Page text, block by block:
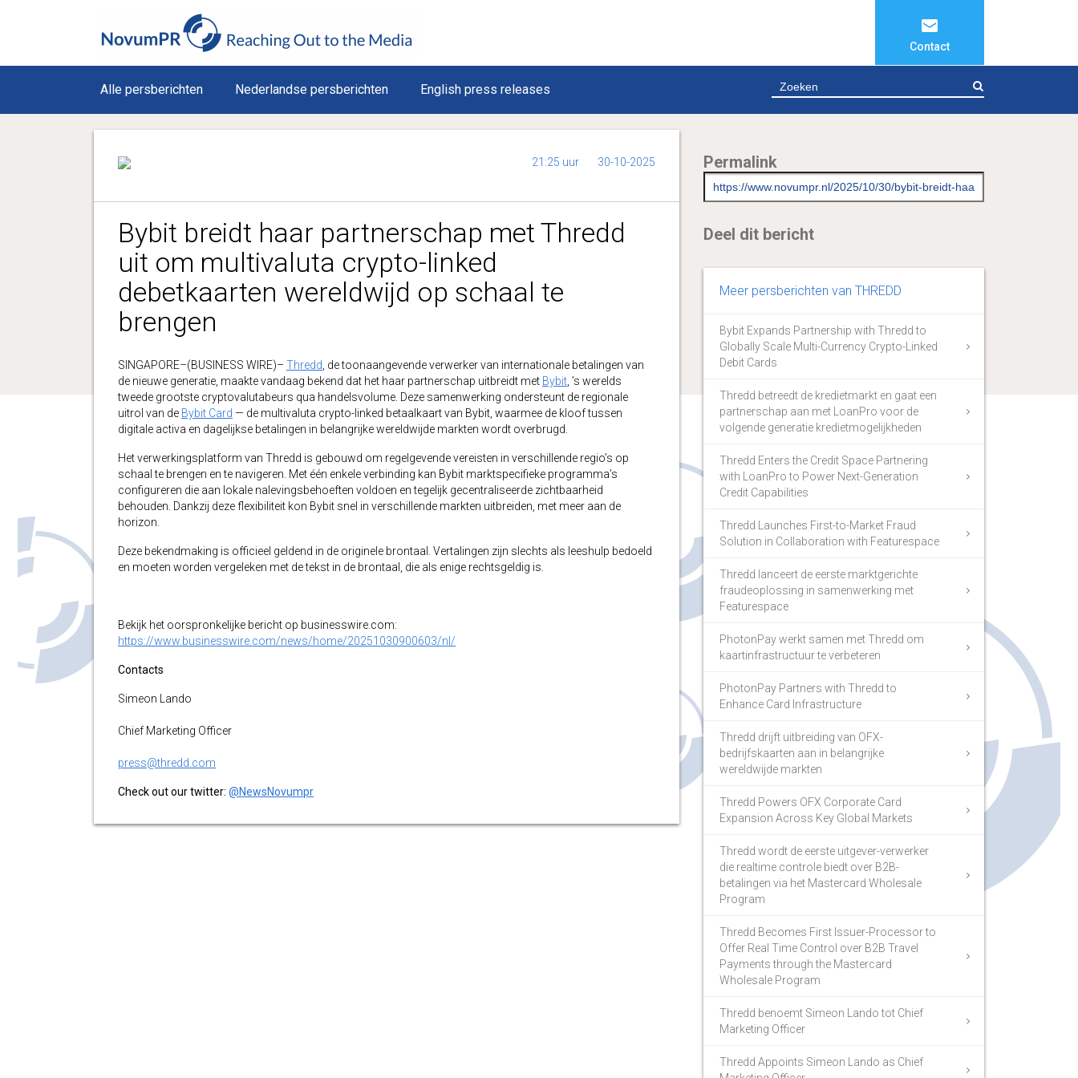
Contact
Alle persberichten Nederlandse persberichten English press releases
21:25 uur 30-10-2025
Bybit breidt haar partnerschap met Thredd
uit om multivaluta crypto-linked
debetkaarten wereldwijd op schaal te
brengen
SINGAPORE–(BUSINESS WIRE)– Thredd , de toonaangevende verwerker van internationale betalingen van
de nieuwe generatie, maakte vandaag bekend dat het haar partnerschap uitbreidt met Bybit , ’s werelds
tweede grootste cryptovalutabeurs qua handelsvolume. Deze samenwerking ondersteunt de regionale
uitrol van de Bybit Card — de multivaluta crypto-linked betaalkaart van Bybit, waarmee de kloof tussen
digitale activa en dagelijkse betalingen in belangrijke wereldwijde markten wordt overbrugd.
Het verwerkingsplatform van Thredd is gebouwd om regelgevende vereisten in verschillende regio’s op
schaal te brengen en te navigeren. Met één enkele verbinding kan Bybit marktspecifieke programma’s
configureren die aan lokale nalevingsbehoeften voldoen en tegelijk gecentraliseerde zichtbaarheid
behouden. Dankzij deze flexibiliteit kon Bybit snel in verschillende markten uitbreiden, met meer aan de
horizon.
Deze bekendmaking is officieel geldend in de originele brontaal. Vertalingen zijn slechts als leeshulp bedoeld
en moeten worden vergeleken met de tekst in de brontaal, die als enige rechtsgeldig is.
Bekijk het oorspronkelijke bericht op businesswire.com:
https://www.businesswire.com/news/home/20251030900603/nl/
Contacts
Simeon Lando
Chief Marketing Officer
press@thredd.com
Check out our twitter: @NewsNovumpr
Permalink
Deel dit bericht
Meer persberichten van THREDD
Bybit Expands Partnership with Thredd to
Globally Scale Multi-Currency Crypto-Linked
Debit Cards
Thredd betreedt de kredietmarkt en gaat een
partnerschap aan met LoanPro voor de
volgende generatie kredietmogelijkheden
Thredd Enters the Credit Space Partnering
with LoanPro to Power Next-Generation
Credit Capabilities
Thredd Launches First-to-Market Fraud
Solution in Collaboration with Featurespace
Thredd lanceert de eerste marktgerichte
fraudeoplossing in samenwerking met
Featurespace
PhotonPay werkt samen met Thredd om
kaartinfrastructuur te verbeteren
PhotonPay Partners with Thredd to
Enhance Card Infrastructure
Thredd drijft uitbreiding van OFX-
bedrijfskaarten aan in belangrijke
wereldwijde markten
Thredd Powers OFX Corporate Card
Expansion Across Key Global Markets
Thredd wordt de eerste uitgever-verwerker
die realtime controle biedt over B2B-
betalingen via het Mastercard Wholesale
Program
Thredd Becomes First Issuer-Processor to
Offer Real Time Control over B2B Travel
Payments through the Mastercard
Wholesale Program
Thredd benoemt Simeon Lando tot Chief
Marketing Officer
Thredd Appoints Simeon Lando as Chief